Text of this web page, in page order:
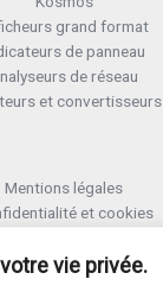
vie privée.
grand format
de panneau
de réseau
et convertisseurs
Mentions légales
et cookies
et conditions RMA